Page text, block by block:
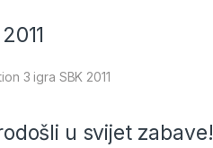
3 igra SBK 2011
u svijet zabave!